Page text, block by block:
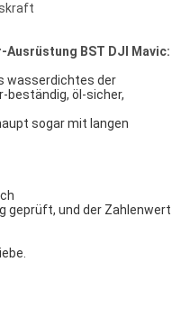
Ausrüstung BST DJI Mavic:
wasserdichtes der
beständig, öl-sicher,
sogar mit langen
geprüft, und der Zahlenwert